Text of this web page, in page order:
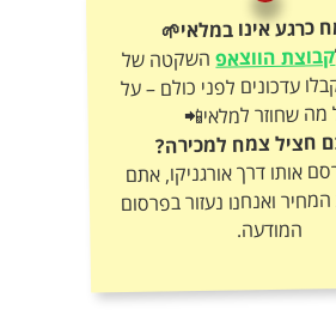
כרגע אינו במלאי🌱
קבוצת הווצאפהשקטה של
אורגניקו וקבלו עדכונים לפני כולם – על
מה שחוזר למלאי📲
חציל צמח למכירה?
אותו דרך אורגניקו, אתם
ואנחנו נעזור בפרסום
המודעה.